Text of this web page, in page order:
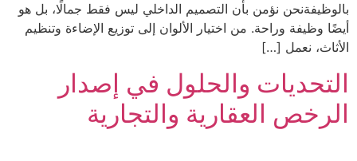
بالوظيفةنحن نؤمن بأن التصميم الداخلي ليس فقط جمالًا، بل هو
أيضًا وظيفة وراحة. من اختيار الألوان إلى توزيع الإضاءة وتنظيم
الأثاث، نعمل […]
التحديات والحلول في إصدار
الرخص العقارية والتجارية